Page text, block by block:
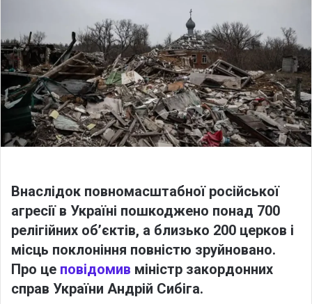
w
o
n
X
n
e
m
a
i
l
Внаслідок повномасштабної російської
агресії в Україні пошкоджено понад 700
релігійних об’єктів, а близько 200 церков і
місць поклоніння повністю зруйновано.
Про це повідомив міністр закордонних
справ України Андрій Сибіга.